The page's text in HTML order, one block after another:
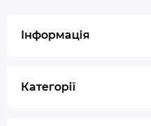
Інформація
Категорії